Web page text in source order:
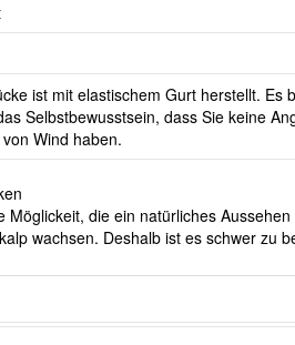
ist mit elastischem Gurt herstellt. Es
Selbstbewusstsein, dass Sie keine
Wind haben.
Möglickeit, die ein natürliches
wachsen. Deshalb ist es schwer zu